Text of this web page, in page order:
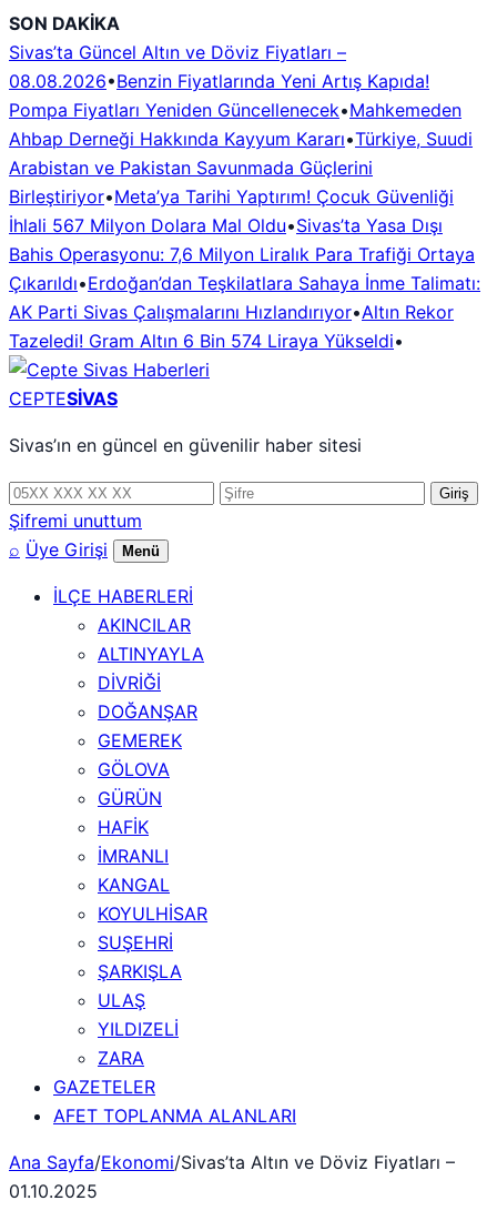
İçeriğe
geç
SON DAKİKA
Sivas’ta Güncel Altın ve Döviz Fiyatları –
08.08.2026•Benzin Fiyatlarında Yeni Artış Kapıda!
Pompa Fiyatları Yeniden Güncellenecek•Mahkemeden
Ahbap Derneği Hakkında Kayyum Kararı•Türkiye, Suudi
Arabistan ve Pakistan Savunmada Güçlerini
Birleştiriyor•Meta’ya Tarihi Yaptırım! Çocuk Güvenliği
İhlali 567 Milyon Dolara Mal Oldu•Sivas’ta Yasa Dışı
Bahis Operasyonu: 7,6 Milyon Liralık Para Trafiği Ortaya
Çıkarıldı•Erdoğan’dan Teşkilatlara Sahaya İnme Talimatı:
AK Parti Sivas Çalışmalarını Hızlandırıyor•Altın Rekor
Tazeledi! Gram Altın 6 Bin 574 Liraya Yükseldi•
CEPTESİVAS
Sivas’ın en güncel en güvenilir haber sitesi
Telefon
numarası
Şifre Giriş
Şifremi unuttum
⌕ Üye Girişi Menü
İLÇE HABERLERİ
AKINCILAR
ALTINYAYLA
DİVRİĞİ
DOĞANŞAR
GEMEREK
GÖLOVA
GÜRÜN
HAFİK
İMRANLI
KANGAL
KOYULHİSAR
SUŞEHRİ
ŞARKIŞLA
ULAŞ
YILDIZELİ
ZARA
GAZETELER
AFET TOPLANMA ALANLARI
Ana Sayfa/Ekonomi/Sivas’ta Altın ve Döviz Fiyatları –
01.10.2025